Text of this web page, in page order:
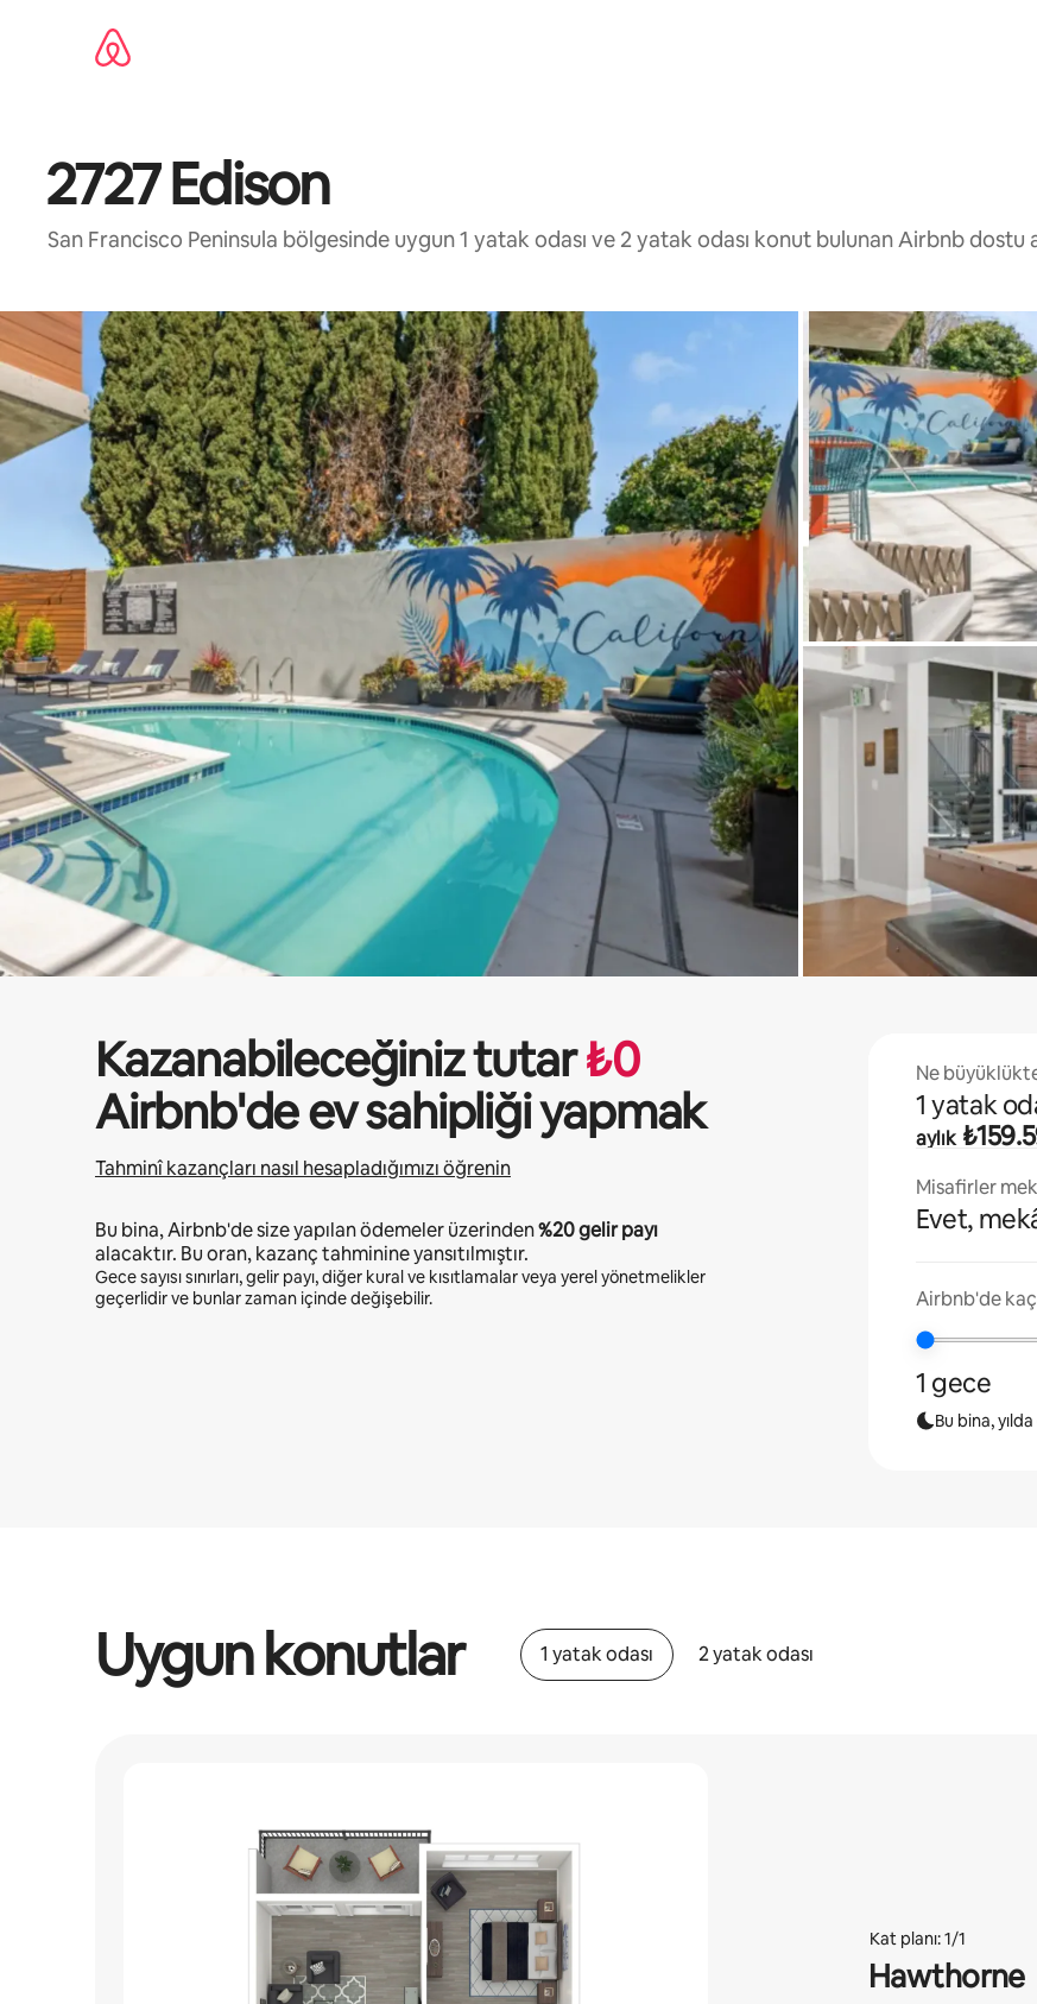
2727 Edison
San Francisco Peninsula bölgesinde uygun 1 yatak odası ve 2 yatak odası konut bulunan Airbnb dostu
Kazanabileceğiniz tutar₺0
Airbnb'de ev sahipliği yapmak
Tahminî kazançları nasıl hesapladığımızı öğrenin
Bu bina, Airbnb'de size yapılan ödemeler üzerinden%20gelir payı
alacaktır. Bu oran, kazanç tahminine yansıtılmıştır.
Gece sayısı sınırları, gelir payı, diğer kural ve kısıtlamalar veya yerel yönetmelikler
geçerlidir ve bunlar zaman içinde değişebilir.
Ne
1 yatak
aylık
Misafirler
Evet,
Airbnb'de kaç
1 gece
Bu bina,
Uygun konutlar 1 yatak odası 2 yatak odası
Kat planı: 1/1
Hawthorne